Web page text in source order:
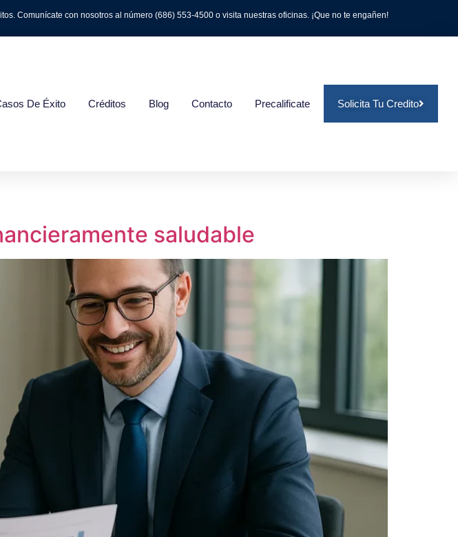
Comunícate con nosotros al número (686) 553-4500 o visita nuestras oficinas. ¡Que no te engañen!
De Éxito Créditos Blog Contacto Precalificate Solicita Tu Credito
saludable